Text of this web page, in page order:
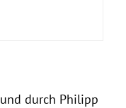
durch Philipp